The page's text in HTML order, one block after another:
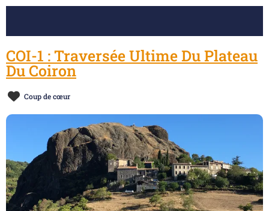
COI-1 : Traversée Ultime Du Plateau
Du Coiron
Coup de cœur